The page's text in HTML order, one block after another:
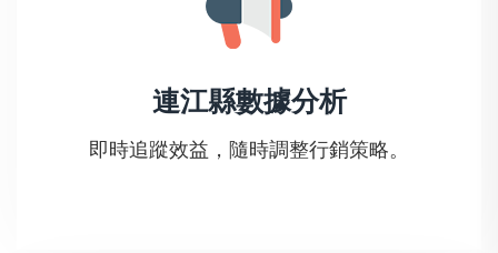
連江縣數據分析
即時追蹤效益，隨時調整行銷策略。